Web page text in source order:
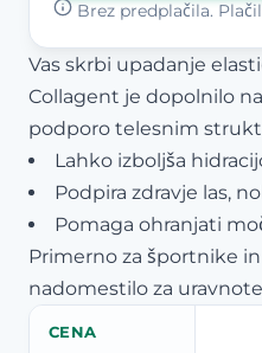
Brez predplačila.
Vas skrbi upadanje
Collagent je dopolnilo
podporo telesnim
Lahko izboljša
Podpira zdravje las,
Pomaga ohranjati
Primerno za športnike
nadomestilo za
CENA